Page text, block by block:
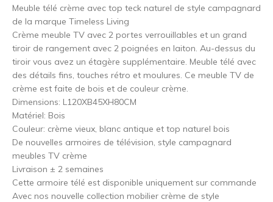
Meuble télé crème avec top teck naturel de style campagnard
de la marque Timeless Living
Crème meuble TV avec 2 portes verrouillables et un grand
tiroir de rangement avec 2 poignées en laiton. Au-dessus du
tiroir vous avez un étagère supplémentaire. Meuble télé avec
des détails fins, touches rétro et moulures. Ce meuble TV de
crème est faite de bois et de couleur crème.
Dimensions: L120XB45XH80CM
Matériel: Bois
Couleur: crème vieux, blanc antique et top naturel bois
De nouvelles armoires de télévision, style campagnard
meubles TV crème
Livraison ± 2 semaines
Cette armoire télé est disponible uniquement sur commande
Avec nos nouvelle collection mobilier crème de style